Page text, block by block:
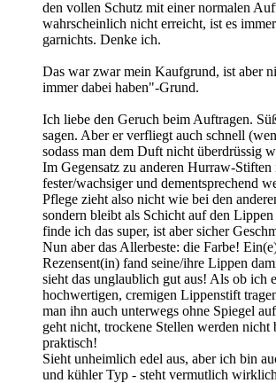
den vollen Schutz mit einer normalen
wahrscheinlich nicht erreicht, ist es
garnichts. Denke ich.
Das war zwar mein Kaufgrund, ist aber
immer dabei haben"-Grund.
Ich liebe den Geruch beim Auftragen.
sagen. Aber er verfliegt auch schnell
sodass man dem Duft nicht überdrüssig
Im Gegensatz zu anderen Hurraw-Stiften
fester/wachsiger und dementsprechend
Pflege zieht also nicht wie bei den
sondern bleibt als Schicht auf den
finde ich das super, ist aber sicher
Nun aber das Allerbeste: die Farbe!
Rezensent(in) fand seine/ihre Lippen
sieht das unglaublich gut aus! Als ob ich
hochwertigen, cremigen Lippenstift
man ihn auch unterwegs ohne Spiegel
geht nicht, trockene Stellen werden nicht
praktisch!
Sieht unheimlich edel aus, aber ich bin
und kühler Typ - steht vermutlich